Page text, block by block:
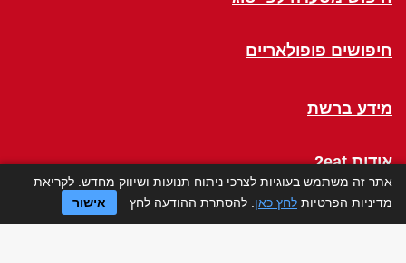
חיפושים פופולאריים
מידע ברשת
אודות 2eat
Click a Table
אתר זה משתמש בעוגיות לצרכי ניתוח תנועות ושיווק מחדש. לקריאת
מדיניות הפרטיות לחץ כאן . להסתרת ההודעה לחץ אישור